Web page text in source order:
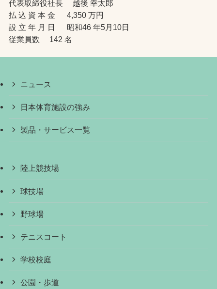
代表取締役社長 越後 幸太郎
払 込 資 本 金 4,350 万円
設 立 年 月 日 昭和46 年5月10日
従業員数 142 名
ニュース
日本体育施設の強み
製品・サービス一覧
陸上競技場
球技場
野球場
テニスコート
学校校庭
公園・歩道